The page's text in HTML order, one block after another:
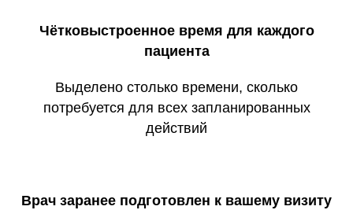
Чётковыстроенное время для каждого
пациента
Выделено столько времени, сколько
потребуется для всех запланированных
действий
Врач заранее подготовлен к вашему визиту